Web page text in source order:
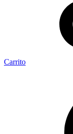
Carrito